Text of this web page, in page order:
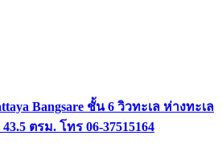
Bangsare ชั้น 6 วิวทะเล ห่างทะเล
ตรม. โทร 06-37515164